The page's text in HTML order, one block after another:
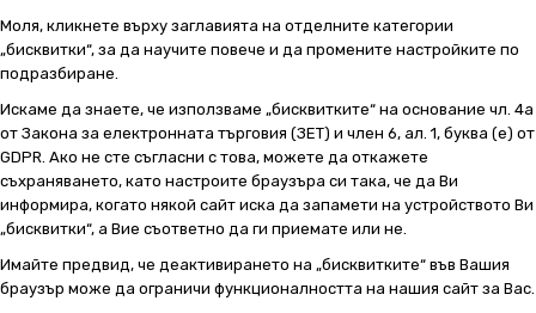
Моля, кликнете върху заглавията на отделните категории
„бисквитки“, за да научите повече и да промените настройките по
подразбиране.
Искаме да знаете, че използваме „бисквитките“ на основание чл. 4а
от Закона за електронната търговия (ЗЕТ) и член 6, ал. 1, буква (е) от
GDPR. Ако не сте съгласни с това, можете да откажете
съхраняването, като настроите браузъра си така, че да Ви
информира, когато някой сайт иска да запамети на устройството Ви
„бисквитки“, а Вие съответно да ги приемате или не.
Имайте предвид, че деактивирането на „бисквитките“ във Вашия
браузър може да ограничи функционалността на нашия сайт за Вас.